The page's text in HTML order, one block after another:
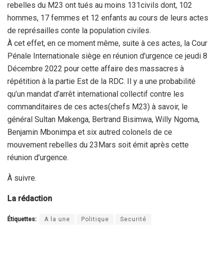
rebelles du M23 ont tués au moins 131civils dont, 102
hommes, 17 femmes et 12 enfants au cours de leurs actes
de représailles conte la population civiles.
À cet effet, en ce moment même, suite à ces actes, la Cour
Pénale Internationale siège en réunion d’urgence ce jeudi 8
Décembre 2022 pour cette affaire des massacres à
répétition à la partie Est de la RDC. Il y a une probabilité
qu’un mandat d’arrêt international collectif contre les
commanditaires de ces actes(chefs M23) à savoir, le
général Sultan Makenga, Bertrand Bisimwa, Willy Ngoma,
Benjamin Mbonimpa et six autred colonels de ce
mouvement rebelles du 23Mars soit émit après cette
réunion d’urgence.
À suivre.
La rédaction
Étiquettes: A la une Politique Securité